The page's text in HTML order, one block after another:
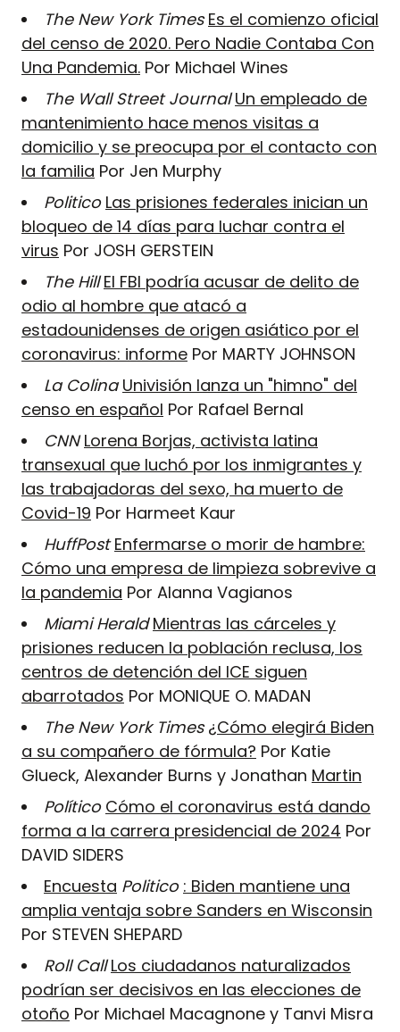
The New York Times Es el comienzo oficial
del censo de 2020. Pero Nadie Contaba Con
Una Pandemia. Por Michael Wines
The Wall Street Journal Un empleado de
mantenimiento hace menos visitas a
domicilio y se preocupa por el contacto con
la familia Por Jen Murphy
Politico Las prisiones federales inician un
bloqueo de 14 días para luchar contra el
virus Por JOSH GERSTEIN
The Hill El FBI podría acusar de delito de
odio al hombre que atacó a
estadounidenses de origen asiático por el
coronavirus: informe Por MARTY JOHNSON
La Colina Univisión lanza un "himno" del
censo en español Por Rafael Bernal
CNN Lorena Borjas, activista latina
transexual que luchó por los inmigrantes y
las trabajadoras del sexo, ha muerto de
Covid-19 Por Harmeet Kaur
HuffPost Enfermarse o morir de hambre:
Cómo una empresa de limpieza sobrevive a
la pandemia Por Alanna Vagianos
Miami Herald Mientras las cárceles y
prisiones reducen la población reclusa, los
centros de detención del ICE siguen
abarrotados Por MONIQUE O. MADAN
The New York Times ¿Cómo elegirá Biden
a su compañero de fórmula? Por Katie
Glueck, Alexander Burns y Jonathan Martin
Político Cómo el coronavirus está dando
forma a la carrera presidencial de 2024 Por
DAVID SIDERS
Encuesta Politico : Biden mantiene una
amplia ventaja sobre Sanders en Wisconsin
Por STEVEN SHEPARD
Roll Call Los ciudadanos naturalizados
podrían ser decisivos en las elecciones de
otoño Por Michael Macagnone y Tanvi Misra